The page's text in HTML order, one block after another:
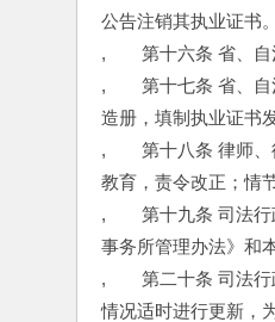
公告注销其执业证书
,　　第十六条 省、
,　　第十七条 省、
造册，填制执业证书
,　　第十八条 律师
教育，责令改正；情
,　　第十九条 司法
事务所管理办法》和
,　　第二十条 司法
情况适时进行更新，